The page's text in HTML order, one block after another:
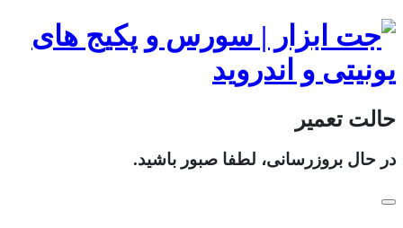
حالت تعمیر
در حال بروزرسانی، لطفا صبور باشید.